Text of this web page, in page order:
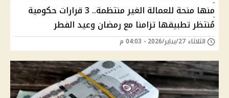
منها منحة للعمالة الغير منتظمة.. 3 قرارات حكومية
مُنتظر تطبيقها تزامنا مع رمضان وعيد الفطر
الثلاثاء 27/يناير/2026 - 04:03 م